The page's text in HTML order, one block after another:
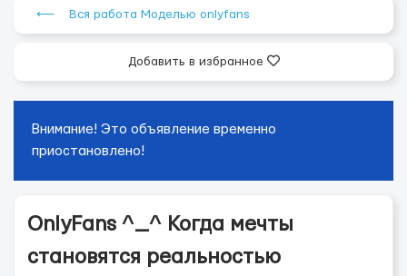
⟵ Вся работа Моделью onlyfans
Добавить в избранное
Внимание! Это объявление временно
приостановлено!
OnlyFans ^_^ Когда мечты
становятся реальностью